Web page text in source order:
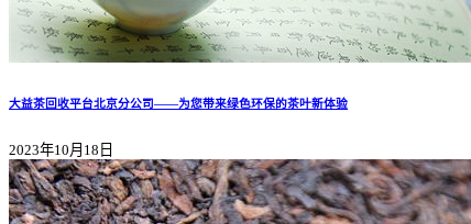
大益茶回收平台北京分公司——为您带来绿色环保的茶叶新体验
2023年10月18日